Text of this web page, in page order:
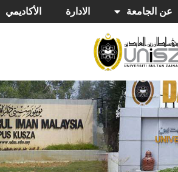
عن الجامعة الادارة الأكاديمي